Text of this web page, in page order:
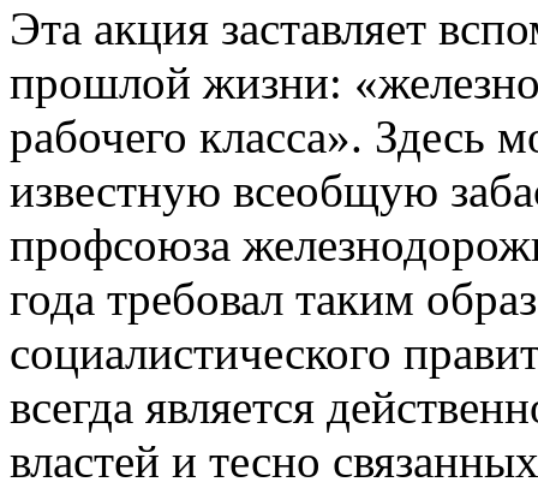
Эта акция заставляет
прошлой жизни:
рабочего класса». Здесь
известную всеобщую
профсоюза
года требовал таким
социалистического
всегда является
властей и тесно